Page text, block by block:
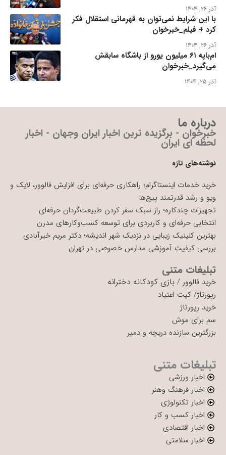
آذر ۲۶, ۱۴۰۴
با این شرایط نمی‌توان به قهرمانی استقلال فکر
کرد + فیلم_خبرخوان
آذر ۲۶, ۱۴۰۴
ام‌باپه ۶۱ میلیون یورو از باشگاه سابقش
می‌گیرد_خبرخوان
آذر ۲۵, ۱۴۰۴
درباره ما
خبرخوان - برگزیده ترین اخبار ایران وجهان - اخبار
لحظه ای ایران
نوشته‌های تازه
خرید خدمات اینستاگرام؛ راهکاری حرفه‌ای برای افزایش فالوور، لایک و
ویو و رشد قدرتمند پیج‌ها
تجهیزات چندکاره؛ راز سبک سفر کردن طبیعت‌گردان حرفه‌ای
انتخابی حرفه‌ای و کاربردی برای توسعه کسب‌وکارهای مدرن
بهترین کلینیک زیبایی در نزدیک شهر اندیشه؛ دکتر مریم خیرآبادی
بررسی کیفیت آموزشی مدارس خصوصی در تهران
تبلیغات متنی
خرید فالوور / بازی کودکانه دخترانه
رپورتاژ/ کیت اعتیاد
خرید رپورتاژ
سم برای موش
بزرگترین سازنده دریچه و دمپر
تبلیغات متنی
اخبار ورزشی
اخبار فرهنگ وهنر
اخبار تکنولوژی
اخبار کسب و کار
اخبار اقتصادی
اخبار سلامتی